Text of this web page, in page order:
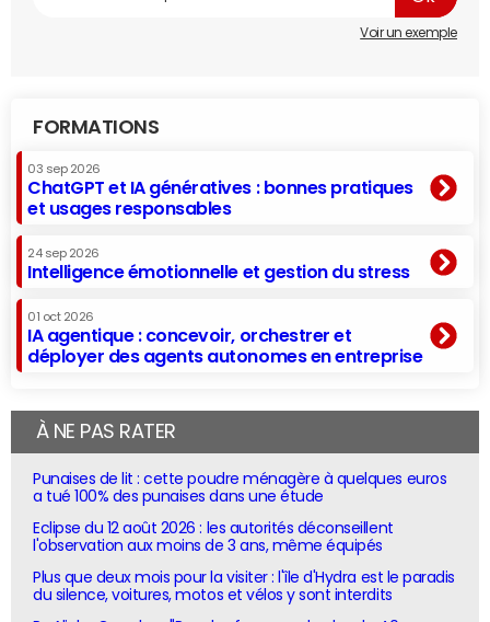
Voir un exemple
FORMATIONS
03 sep 2026
ChatGPT et IA génératives : bonnes pratiques
et usages responsables
24 sep 2026
Intelligence émotionnelle et gestion du stress
01 oct 2026
IA agentique : concevoir, orchestrer et
déployer des agents autonomes en entreprise
À NE PAS RATER
Punaises de lit : cette poudre ménagère à quelques euros
a tué 100% des punaises dans une étude
Eclipse du 12 août 2026 : les autorités déconseillent
l'observation aux moins de 3 ans, même équipés
Plus que deux mois pour la visiter : l'île d'Hydra est le paradis
du silence, voitures, motos et vélos y sont interdits